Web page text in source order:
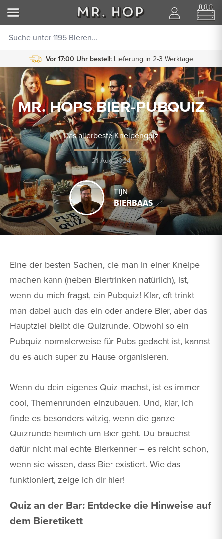
Vor 17:00 Uhr bestellt Lieferung in 2-3 Werktage
MR. HOPS BIER-PUBQUIZ
Das allerbeste Kneipenquiz
21 Aug 2024
TIJN
BIERBAAS
Eine der besten Sachen, die man in einer Kneipe
machen kann (neben Biertrinken natürlich), ist,
wenn du mich fragst, ein Pubquiz! Klar, oft trinkt
man dabei auch das ein oder andere Bier, aber das
Hauptziel bleibt die Quizrunde. Obwohl so ein
Pubquiz normalerweise für Pubs gedacht ist, kannst
du es auch super zu Hause organisieren.
Wenn du dein eigenes Quiz machst, ist es immer
cool, Themenrunden einzubauen. Und, klar, ich
finde es besonders witzig, wenn die ganze
Quizrunde heimlich um Bier geht. Du brauchst
dafür nicht mal echte Bierkenner – es reicht schon,
wenn sie wissen, dass Bier existiert. Wie das
funktioniert, zeige ich dir hier!
Quiz an der Bar: Entdecke die Hinweise auf
dem Bieretikett